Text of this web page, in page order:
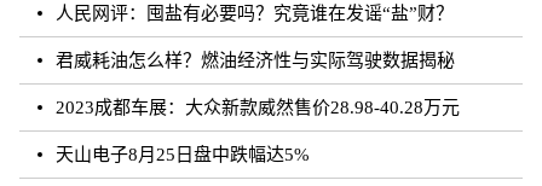
人民网评：囤盐有必要吗？究竟谁在发谣“盐”财？
君威耗油怎么样？燃油经济性与实际驾驶数据揭秘
2023成都车展：大众新款威然售价28.98-40.28万元
天山电子8月25日盘中跌幅达5%